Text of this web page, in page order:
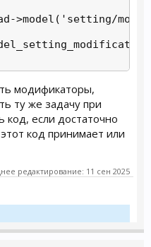
>model('setting/
модификаторы,
ту же задачу при
если достаточно
код принимает или
редактирование: 11 сен 2025